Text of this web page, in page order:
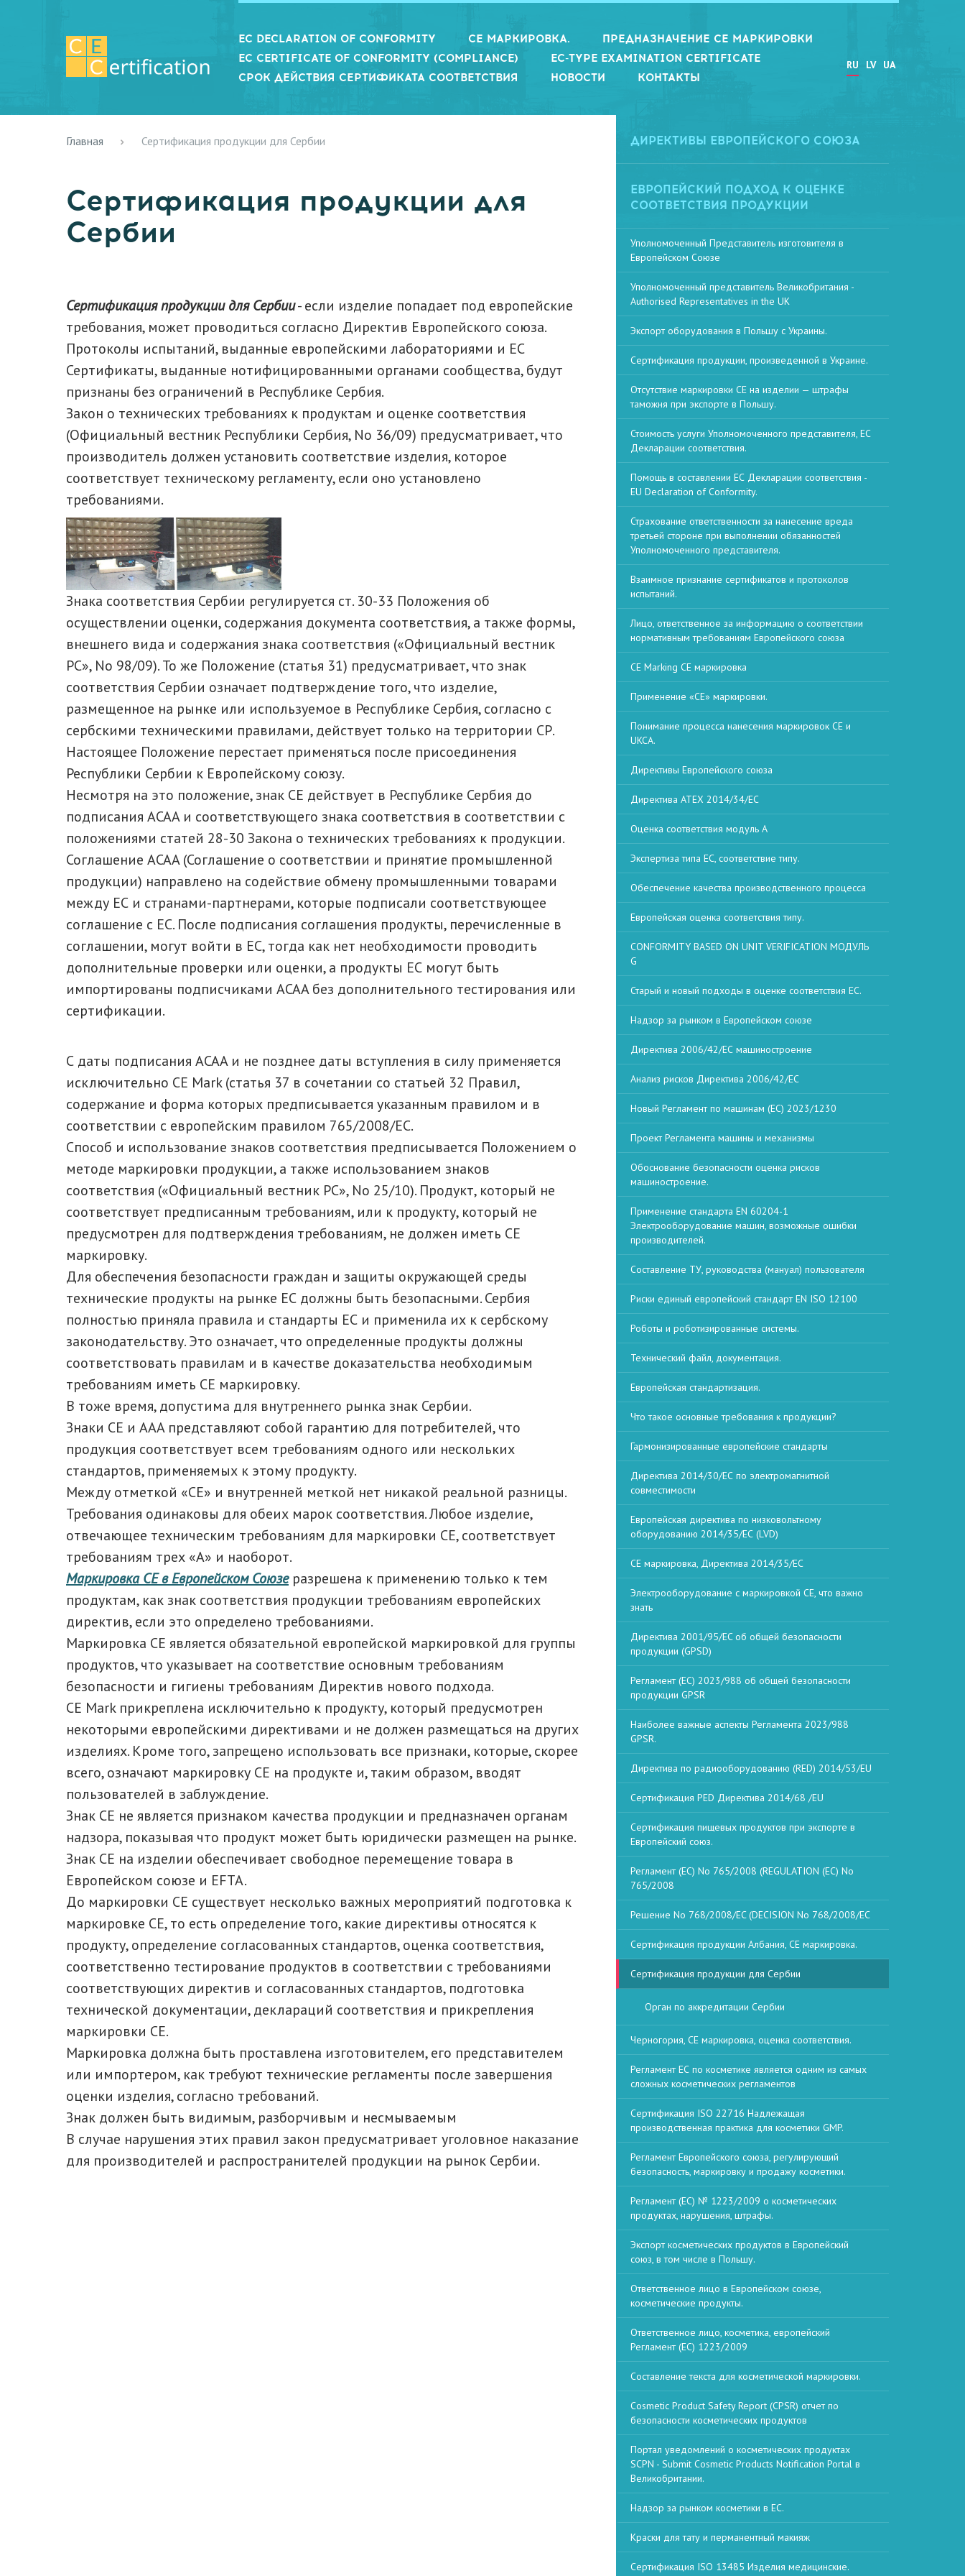
RU LV UA
EC DECLARATION OF CONFORMITY СЕ МАРКИРОВКА.
ПРЕДНАЗНАЧЕНИЕ СЕ МАРКИРОВКИ
EC CERTIFICATE OF CONFORMITY (COMPLIANCE)
EC-TYPE EXAMINATION CERTIFICATE
СРОК ДЕЙСТВИЯ СЕРТИФИКАТА СООТВЕТСТВИЯ
НОВОСТИ КОНТАКТЫ
Главная Сертификация продукции для Сербии
Сертификация продукции для
Сербии
Сертификация продукции для Сербии- если изделие попадает под европейские
требования, может проводиться согласно Директив Европейского союза.
Протоколы испытаний, выданные европейскими лабораториями и ЕС
Сертификаты, выданные нотифицированными органами сообщества, будут
признаны без ограничений в Республике Сербия.
Закон о технических требованиях к продуктам и оценке соответствия
(Официальный вестник Республики Сербия, No 36/09) предусматривает, что
производитель должен установить соответствие изделия, которое
соответствует техническому регламенту, если оно установлено
требованиями.
Знака соответствия Сербии регулируется ст. 30-33 Положения об
осуществлении оценки, содержания документа соответствия, а также формы,
внешнего вида и содержания знака соответствия («Официальный вестник
РС», No 98/09). То же Положение (статья 31) предусматривает, что знак
соответствия Сербии означает подтверждение того, что изделие,
размещенное на рынке или используемое в Республике Сербия, согласно с
сербскими техническими правилами, действует только на территории СР.
Настоящее Положение перестает применяться после присоединения
Республики Сербии к Европейскому союзу.
Несмотря на это положение, знак СЕ действует в Республике Сербия до
подписания ACAA и соответствующего знака соответствия в соответствии с
положениями статей 28-30 Закона о технических требованиях к продукции.
Соглашение ACAA (Соглашение о соответствии и принятие промышленной
продукции) направлено на содействие обмену промышленными товарами
между ЕС и странами-партнерами, которые подписали соответствующее
соглашение с ЕС. После подписания соглашения продукты, перечисленные в
соглашении, могут войти в ЕС, тогда как нет необходимости проводить
дополнительные проверки или оценки, а продукты ЕС могут быть
импортированы подписчиками ACAA без дополнительного тестирования или
сертификации.
С даты подписания ACAA и не позднее даты вступления в силу применяется
исключительно CE Mark (статья 37 в сочетании со статьей 32 Правил,
содержание и форма которых предписывается указанным правилом и в
соответствии с европейским правилом 765/2008/EC.
Способ и использование знаков соответствия предписывается Положением о
методе маркировки продукции, а также использованием знаков
соответствия («Официальный вестник РС», No 25/10). Продукт, который не
соответствует предписанным требованиям, или к продукту, который не
предусмотрен для подтверждения требованиям, не должен иметь СЕ
маркировку.
Для обеспечения безопасности граждан и защиты окружающей среды
технические продукты на рынке ЕС должны быть безопасными. Сербия
полностью приняла правила и стандарты ЕС и применила их к сербскому
законодательству. Это означает, что определенные продукты должны
соответствовать правилам и в качестве доказательства необходимым
требованиям иметь СЕ маркировку.
В тоже время, допустима для внутреннего рынка знак Сербии.
Знаки CE и AAA представляют собой гарантию для потребителей, что
продукция соответствует всем требованиям одного или нескольких
стандартов, применяемых к этому продукту.
Между отметкой «CE» и внутренней меткой нет никакой реальной разницы.
Требования одинаковы для обеих марок соответствия. Любое изделие,
отвечающее техническим требованиям для маркировки CE, соответствует
требованиям трех «А» и наоборот.
Маркировка CE в Европейском Союзеразрешена к применению только к тем
продуктам, как знак соответствия продукции требованиям европейских
директив, если это определено требованиями.
Маркировка СЕ является обязательной европейской маркировкой для группы
продуктов, что указывает на соответствие основным требованиям
безопасности и гигиены требованиям Директив нового подхода.
CE Mark прикреплена исключительно к продукту, который предусмотрен
некоторыми европейскими директивами и не должен размещаться на других
изделиях. Кроме того, запрещено использовать все признаки, которые, скорее
всего, означают маркировку СЕ на продукте и, таким образом, вводят
пользователей в заблуждение.
Знак CE не является признаком качества продукции и предназначен органам
надзора, показывая что продукт может быть юридически размещен на рынке.
Знак CE на изделии обеспечивает свободное перемещение товара в
Европейском союзе и EFTA.
До маркировки СЕ существует несколько важных мероприятий подготовка к
маркировке СЕ, то есть определение того, какие директивы относятся к
продукту, определение согласованных стандартов, оценка соответствия,
соответственно тестирование продуктов в соответствии с требованиями
соответствующих директив и согласованных стандартов, подготовка
технической документации, деклараций соответствия и прикрепления
маркировки CE.
Маркировка должна быть проставлена изготовителем, его представителем
или импортером, как требуют технические регламенты после завершения
оценки изделия, согласно требований.
Знак должен быть видимым, разборчивым и несмываемым
В случае нарушения этих правил закон предусматривает уголовное наказание
для производителей и распространителей продукции на рынок Сербии.
ДИРЕКТИВЫ ЕВРОПЕЙСКОГО СОЮЗА
ЕВРОПЕЙСКИЙ ПОДХОД К ОЦЕНКЕ
СООТВЕТСТВИЯ ПРОДУКЦИИ
Уполномоченный Представитель изготовителя в
Европейском Союзе
Уполномоченный представитель Великобритания -
Authorised Representatives in the UK
Экспорт оборудования в Польшу с Украины.
Сертификация продукции, произведенной в Украине.
Отсутствие маркировки CE на изделии — штрафы
таможня при экспорте в Польшу.
Стоимость услуги Уполномоченного представителя, ЕС
Декларации соответствия.
Помощь в составлении ЕС Декларации соответствия -
EU Declaration of Conformity.
Страхование ответственности за нанесение вреда
третьей стороне при выполнении обязанностей
Уполномоченного представителя.
Взаимное признание сертификатов и протоколов
испытаний.
Лицо, ответственное за информацию о соответствии
нормативным требованиям Европейского союза
CE Marking СЕ маркировка
Применение «CE» маркировки.
Понимание процесса нанесения маркировок CE и
UKCA.
Директивы Европейского союза
Директива ATEX 2014/34/ЕС
Оценка соответствия модуль А
Экспертиза типа ЕС, соответствие типу.
Обеспечение качества производственного процесса
Европейская оценка соответствия типу.
CONFORMITY BASED ON UNIT VERIFICATION МОДУЛЬ
G
Старый и новый подходы в оценке соответствия ЕС.
Надзор за рынком в Европейском союзе
Директива 2006/42/ЕС машиностроение
Анализ рисков Директива 2006/42/ЕС
Новый Регламент по машинам (ЕС) 2023/1230
Проект Регламента машины и механизмы
Обоснование безопасности оценка рисков
машиностроение.
Применение стандарта EN 60204-1
Электрооборудование машин, возможные ошибки
производителей.
Составление ТУ, руководства (мануал) пользователя
Риски единый европейский стандарт EN ISO 12100
Роботы и роботизированные системы.
Технический файл, документация.
Европейская стандартизация.
Что такое основные требования к продукции?
Гармонизированные европейские стандарты
Директива 2014/30/ЕС по электромагнитной
совместимости
Европейская директива по низковольтному
оборудованию 2014/35/ЕС (LVD)
СЕ маркировка, Директива 2014/35/ЕС
Электрооборудование с маркировкой CE, что важно
знать
Директива 2001/95/EC об общей безопасности
продукции (GPSD)
Регламент (ЕС) 2023/988 об общей безопасности
продукции GPSR
Наиболее важные аспекты Регламента 2023/988
GPSR.
Директива по радиооборудованию (RED) 2014/53/EU
Сертификация PED Директива 2014/68 /EU
Сертификация пищевых продуктов при экспорте в
Европейский союз.
Регламент (ЕС) No 765/2008 (REGULATION (EC) No
765/2008
Решение No 768/2008/EC (DECISION No 768/2008/EC
Сертификация продукции Албания, СЕ маркировка.
Сертификация продукции для Сербии
Орган по аккредитации Сербии
Черногория, СЕ маркировка, оценка соответствия.
Регламент ЕС по косметике является одним из самых
сложных косметических регламентов
Сертификация ISO 22716 Надлежащая
производственная практика для косметики GMP.
Регламент Европейского союза, регулирующий
безопасность, маркировку и продажу косметики.
Регламент (ЕС) № 1223/2009 о косметических
продуктах, нарушения, штрафы.
Экспорт косметических продуктов в Европейский
союз, в том числе в Польшу.
Ответственное лицо в Европейском союзе,
косметические продукты.
Ответственное лицо, косметика, европейский
Регламент (EC) 1223/2009
Составление текста для косметической маркировки.
Cosmetic Product Safety Report (CPSR) отчет по
безопасности косметических продуктов
Портал уведомлений о косметических продуктах
SCPN - Submit Cosmetic Products Notification Portal в
Великобритании.
Надзор за рынком косметики в ЕС.
Краски для тату и перманентный макияж
Сертификация ISO 13485 Изделия медицинские.